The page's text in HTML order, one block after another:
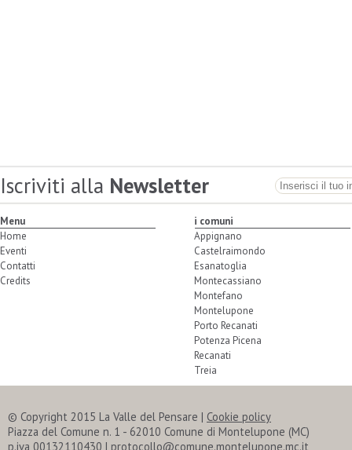
Iscriviti alla Newsletter
Menu
Home
Eventi
Contatti
Credits
i comuni
Appignano
Castelraimondo
Esanatoglia
Montecassiano
Montefano
Montelupone
Porto Recanati
Potenza Picena
Recanati
Treia
© Copyright 2015 La Valle del Pensare | Cookie policy
Piazza del Comune n. 1 - 62010 Comune di Montelupone (MC)
p.iva 00132110430 | protocollo@comune.montelupone.mc.it